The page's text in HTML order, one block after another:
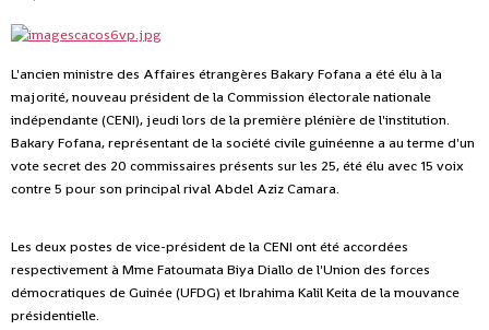
L'ancien ministre des Affaires étrangères Bakary Fofana a été élu à la
majorité, nouveau président de la Commission électorale nationale
indépendante (CENI), jeudi lors de la première plénière de l'institution.
Bakary Fofana, représentant de la société civile guinéenne a au terme d'un
vote secret des 20 commissaires présents sur les 25, été élu avec 15 voix
contre 5 pour son principal rival Abdel Aziz Camara.
Les deux postes de vice-président de la CENI ont été accordées
respectivement à Mme Fatoumata Biya Diallo de l'Union des forces
démocratiques de Guinée (UFDG) et Ibrahima Kalil Keita de la mouvance
présidentielle.